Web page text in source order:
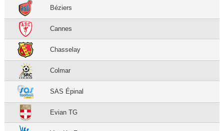
Béziers
Cannes
Chasselay
Colmar
SAS Épinal
Evian TG